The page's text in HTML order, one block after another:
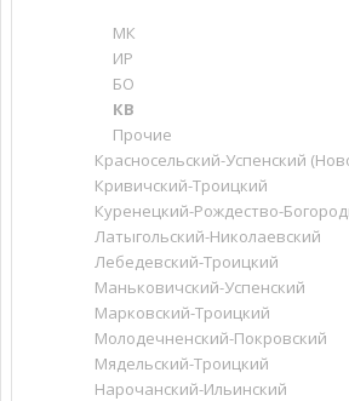
МК
ИР
БО
КВ
Прочие
Красносельский-Успенский
Кривичский-Троицкий
Куренецкий-Рождество-
Латыгольский-Николаевский
Лебедевский-Троицкий
Маньковичский-Успенский
Марковский-Троицкий
Молодечненский-Покровский
Мядельский-Троицкий
Нарочанский-Ильинский